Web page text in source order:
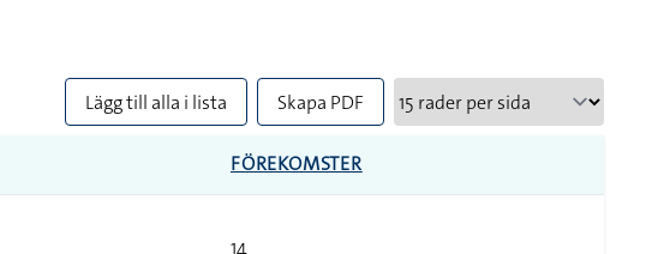
Lägg till alla i lista Skapa PDF
FÖREKOMSTER
14